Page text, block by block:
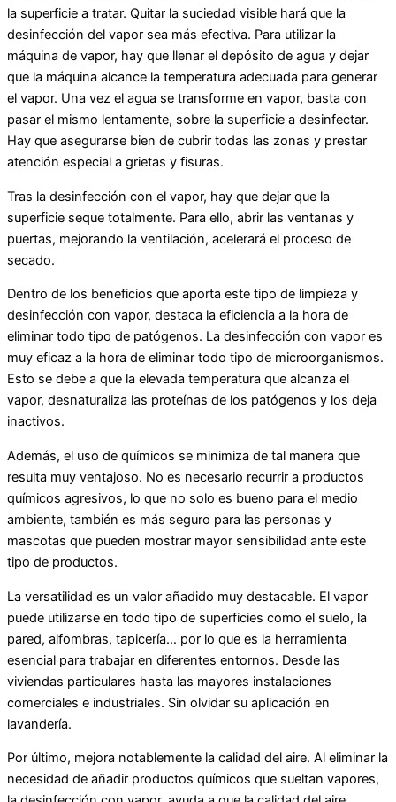
la superficie a tratar. Quitar la suciedad visible hará que la
desinfección del vapor sea más efectiva. Para utilizar la
máquina de vapor, hay que llenar el depósito de agua y dejar
que la máquina alcance la temperatura adecuada para generar
el vapor. Una vez el agua se transforme en vapor, basta con
pasar el mismo lentamente, sobre la superficie a desinfectar.
Hay que asegurarse bien de cubrir todas las zonas y prestar
atención especial a grietas y fisuras.
Tras la desinfección con el vapor, hay que dejar que la
superficie seque totalmente. Para ello, abrir las ventanas y
puertas, mejorando la ventilación, acelerará el proceso de
secado.
Dentro de los beneficios que aporta este tipo de limpieza y
desinfección con vapor, destaca la eficiencia a la hora de
eliminar todo tipo de patógenos. La desinfección con vapor es
muy eficaz a la hora de eliminar todo tipo de microorganismos.
Esto se debe a que la elevada temperatura que alcanza el
vapor, desnaturaliza las proteínas de los patógenos y los deja
inactivos.
Además, el uso de químicos se minimiza de tal manera que
resulta muy ventajoso. No es necesario recurrir a productos
químicos agresivos, lo que no solo es bueno para el medio
ambiente, también es más seguro para las personas y
mascotas que pueden mostrar mayor sensibilidad ante este
tipo de productos.
La versatilidad es un valor añadido muy destacable. El vapor
puede utilizarse en todo tipo de superficies como el suelo, la
pared, alfombras, tapicería… por lo que es la herramienta
esencial para trabajar en diferentes entornos. Desde las
viviendas particulares hasta las mayores instalaciones
comerciales e industriales. Sin olvidar su aplicación en
lavandería.
Por último, mejora notablemente la calidad del aire. Al eliminar la
necesidad de añadir productos químicos que sueltan vapores,